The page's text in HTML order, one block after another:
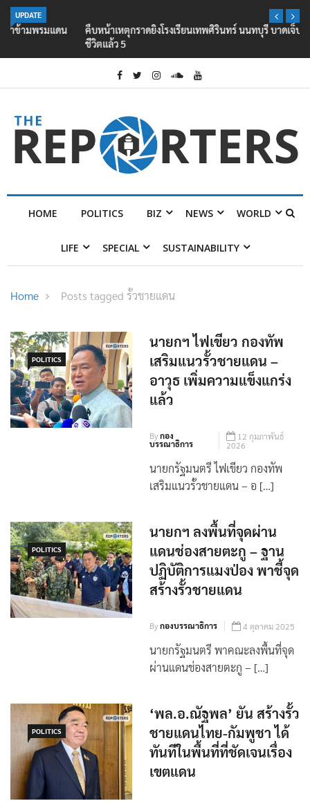
UPDATE
คืบหน้าเหตุกราดยิงโรงเรียนเทพศิรินทร์ นนทบุรี บาดเจ็บอย่างน้อย 15 เสีย
HOME POLITICS BIZ NEWS WORLD
LIFE SPECIAL SUSTAINABILITY
Home Posts tagged รั้วชายแดน
POLITICS
นายกฯ ไฟเขียว กองทัพ
เสริมแนวรั้วชายแดน –
อาวุธ เพิ่มความแข็งแกร่ง
แล้ว
Byกอง
บรรณาธิการ
12 กุมภาพันธ์
2026
นายกรัฐมนตรี ไฟเขียว กองทัพ
เสริมแนวรั้วชายแดน – อ […]
POLITICS
นายกฯ ลงพื้นที่จุดผ่าน
แดนช่องสายตะกู – ฐาน
ปฏิบัติการแมงป่อง พาชี้จุด
สร้างรั้วชายแดน
Byกองบรรณาธิการ 4 ตุลาคม 2025
นายกรัฐมนตรี พาคณะลงพื้นที่จุด
ผ่านแดนช่องสายตะกู – […]
POLITICS
‘พล.อ.ณัฐพล’ ยัน สร้างรั้ว
ชายแดนไทย-กัมพูชา ได้
ทันทีในพื้นที่ที่ชัดเจนเรื่อง
เขตแดน